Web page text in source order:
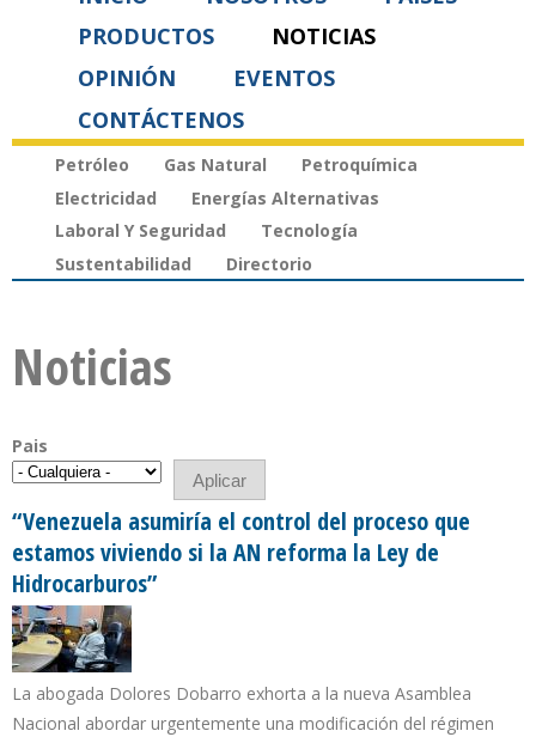
PRODUCTOS
NOTICIAS
OPINIÓN
EVENTOS
CONTÁCTENOS
Petróleo Gas Natural
Petroquímica
Electricidad
Energías Alternativas
Laboral Y Seguridad
Tecnología
Sustentabilidad
Directorio
Noticias
Pais
“Venezuela asumiría el control del proceso que
estamos viviendo si la AN reforma la Ley de
Hidrocarburos”
La abogada Dolores Dobarro exhorta a la nueva Asamblea
Nacional abordar urgentemente una modificación del régimen